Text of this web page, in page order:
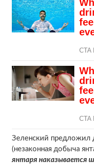
Зеленский предложил
(незаконная добыча
янтаря наказывается